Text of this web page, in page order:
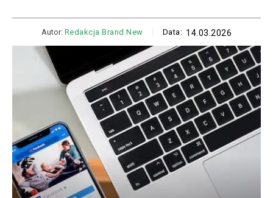
Autor: Redakcja Brand New Data: 14.03.2026